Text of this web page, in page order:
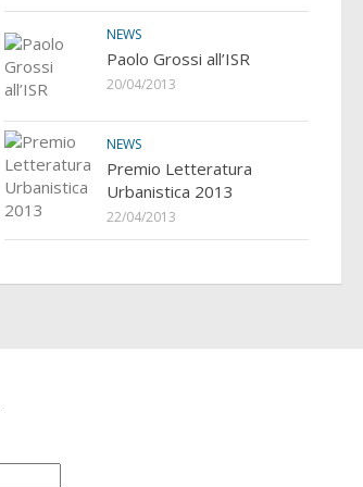
NEWS
Paolo Grossi all’ISR
20/04/2013
NEWS
Premio Letteratura
Urbanistica 2013
22/04/2013